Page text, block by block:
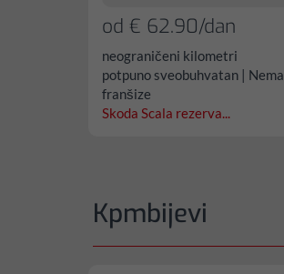
od € 62.90/dan
neograničeni kilometri
potpuno sveobuhvatan | Nema
franšize
Skoda Scala rezerva...
Kpmbijevi